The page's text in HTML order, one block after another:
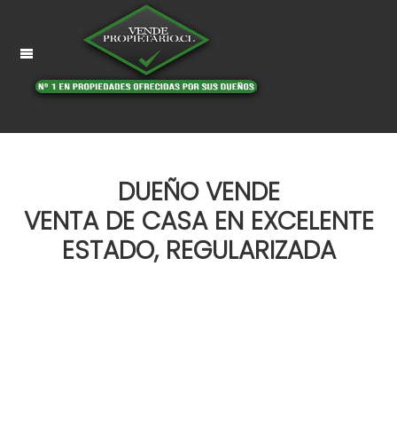
DUEÑO VENDE
VENTA DE CASA EN EXCELENTE
ESTADO, REGULARIZADA